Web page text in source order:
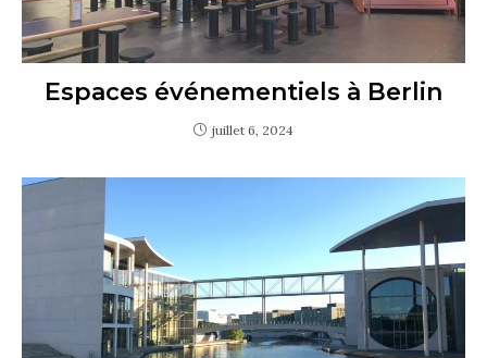
Espaces événementiels à Berlin
juillet 6, 2024